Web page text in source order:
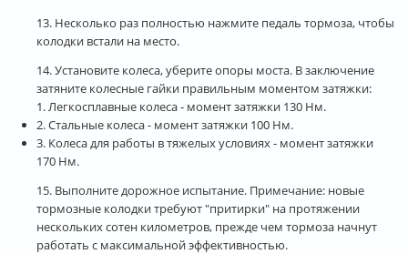
13. Несколько раз полностью нажмите педаль тормоза, чтобы
колодки встали на место.
14. Установите колеса, уберите опоры моста. В заключение
затяните колесные гайки правильным моментом затяжки:
1. Легкосплавные колеса - момент затяжки 130 Нм.
2. Стальные колеса - момент затяжки 100 Нм.
3. Колеса для работы в тяжелых условиях - момент затяжки
170 Нм.
15. Выполните дорожное испытание. Примечание: новые
тормозные колодки требуют "притирки" на протяжении
нескольких сотен километров, прежде чем тормоза начнут
работать с максимальной эффективностью.